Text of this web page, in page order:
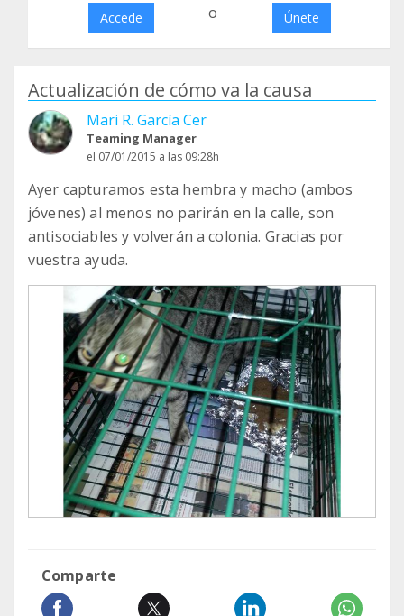
Accede o Únete
Actualización de cómo va la causa
Mari R. García Cer
Teaming Manager
el 07/01/2015 a las 09:28h
Ayer capturamos esta hembra y macho (ambos
jóvenes) al menos no parirán en la calle, son
antisociables y volverán a colonia. Gracias por
vuestra ayuda.
Comparte